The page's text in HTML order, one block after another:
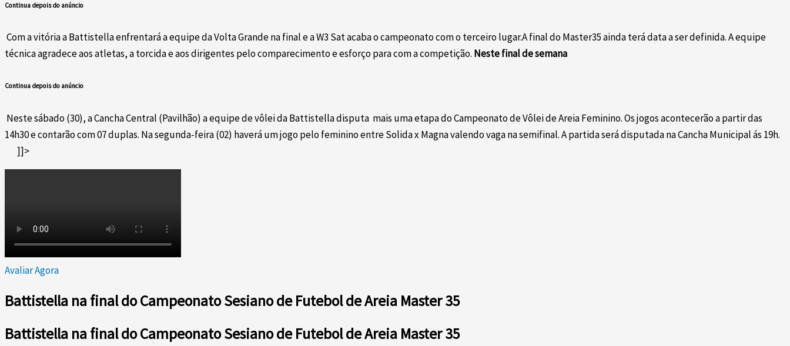
Continua depois do anúncio
Com a vitória a Battistella enfrentará a equipe da Volta Grande na final e a W3 Sat acaba o campeonato com o terceiro lugar.A final do Master35 ainda terá data a ser definida. A equipe
técnica agradece aos atletas, a torcida e aos dirigentes pelo comparecimento e esforço para com a competição. Neste final de semana
Continua depois do anúncio
Neste sábado (30), a Cancha Central (Pavilhão) a equipe de vôlei da Battistella disputa mais uma etapa do Campeonato de Vôlei de Areia Feminino. Os jogos acontecerão a partir das
14h30 e contarão com 07 duplas. Na segunda-feira (02) haverá um jogo pelo feminino entre Solida x Magna valendo vaga na semifinal. A partida será disputada na Cancha Municipal ás 19h.
]]>
Avaliar Agora
Battistella na final do Campeonato Sesiano de Futebol de Areia Master 35
Battistella na final do Campeonato Sesiano de Futebol de Areia Master 35